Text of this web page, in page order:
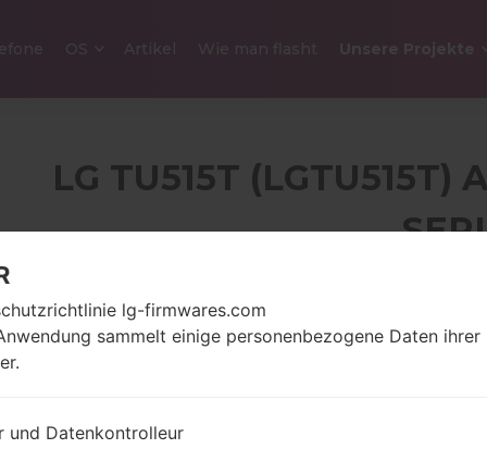
OS Artikel Wie man flasht Unsere Projekte
LG TU515T (LGTU515T)
-
176 x 220 Pixel
unzen)
lg-firmwares.com
sammelt einige personenbezogene Daten ihrer
und Datenkontrolleur